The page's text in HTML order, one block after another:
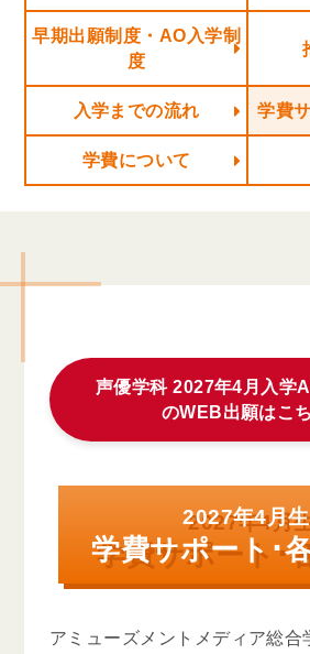
早期出願制度・AO入学制
度
入学までの流れ 学費
学費について
声優学科 2027年4月入学
のWEB出願はこ
2027年4月生
学費サポート･
アミューズメントメディア総合